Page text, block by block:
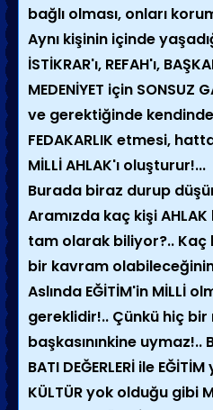
bağlı olması, onları
Aynı kişinin içinde
İSTİKRAR'ı, REFAH'ı,
MEDENİYET için SONSUZ
ve gerektiğinde
FEDAKARLIK etmesi,
MİLLİ AHLAK'ı oluşturur!...
Burada biraz durup
Aramızda kaç kişi
tam olarak biliyor?.. Kaç
bir kavram
Aslında EĞİTİM'in MİLLİ
gereklidir!.. Çünkü hiç bir
başkasınınkine uymaz!..
BATI DEĞERLERİ ile
KÜLTÜR yok olduğu gibi